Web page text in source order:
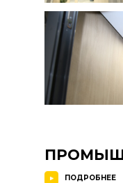
ПОДРОБНЕЕ